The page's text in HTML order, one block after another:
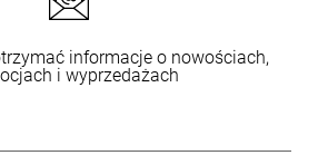
informacje o nowościach,
i wyprzedażach